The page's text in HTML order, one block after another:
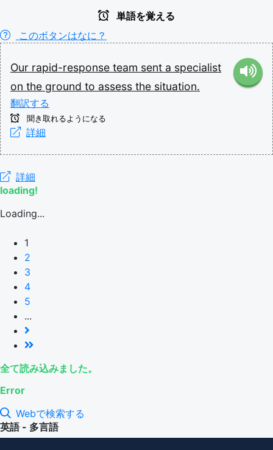
単語を覚える
このボタンはなに？
Our rapid-response team sent a specialist
on the ground to assess the situation.
翻訳する
聞き取れるようになる
詳細
詳細
loading!
Loading...
1
2
3
4
5
...
全て読み込みました。
Error
Webで検索する
英語 - 多言語